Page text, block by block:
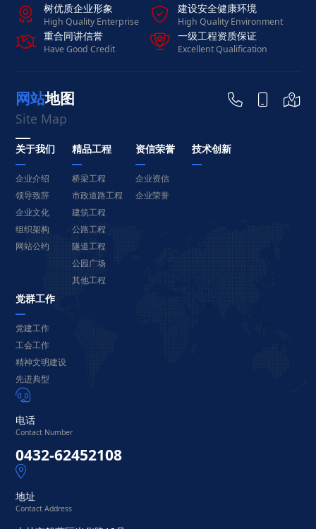
 树优质企业形象
High Quality Enterprise  建设安全健康环境
High Quality Environment
 重合同讲信誉
Have Good Credit  一级工程资质保证
Excellent Qualification
Site Map
网站地图   
关于我们
企业介绍
领导致辞
企业文化
组织架构
网站公约
精品工程
桥梁工程
市政道路工程
建筑工程
公路工程
隧道工程
公园广场
其他工程
资信荣誉
企业资信
企业荣誉
技术创新
党群工作
党建工作
工会工作
精神文明建设
先进典型

电话
Contact Number
0432-62452108

地址
Contact Address